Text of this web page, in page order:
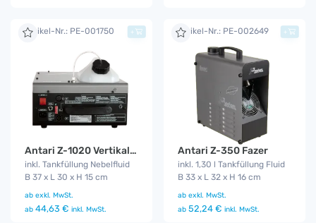
Artikel-Nr.: PE-001750
Antari Z-1020 Vertikal Fog Jet
inkl. Tankfüllung Nebelfluid
B 37 x L 30 x H 15 cm
ab exkl. MwSt.
ab 44,63 € inkl. MwSt.
+ Artikel-Nr.: PE-002649
Antari Z-350 Fazer
inkl. 1,30 l Tankfüllung Fluid
B 33 x L 32 x H 16 cm
ab exkl. MwSt.
ab 52,24 € inkl. MwSt.
+